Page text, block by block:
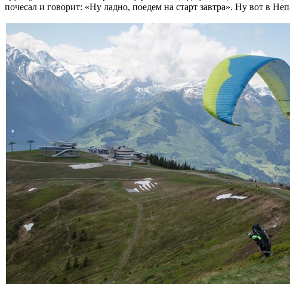
почесал и говорит: «Ну ладно, поедем на старт завтра». Ну вот в